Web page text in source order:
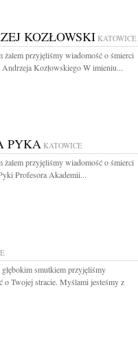
KOZŁOWSKI KATOWICE
żalem przyjęliśmy wiadomość o śmierci
Andrzeja Kozłowskiego W imieniu...
PYKA KATOWICE
żalem przyjęliśmy wiadomość o śmierci
Profesora Akademii...
smutkiem przyjęliśmy
o Twojej stracie. Myślami jesteśmy z